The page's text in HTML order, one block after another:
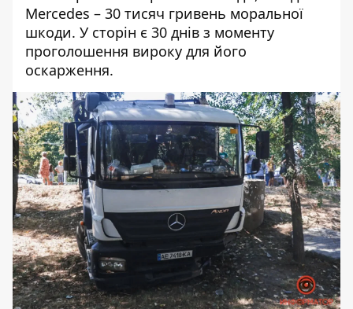
Mercedes – 30 тисяч гривень моральної
шкоди. У сторін є 30 днів з моменту
проголошення вироку для його
оскарження.